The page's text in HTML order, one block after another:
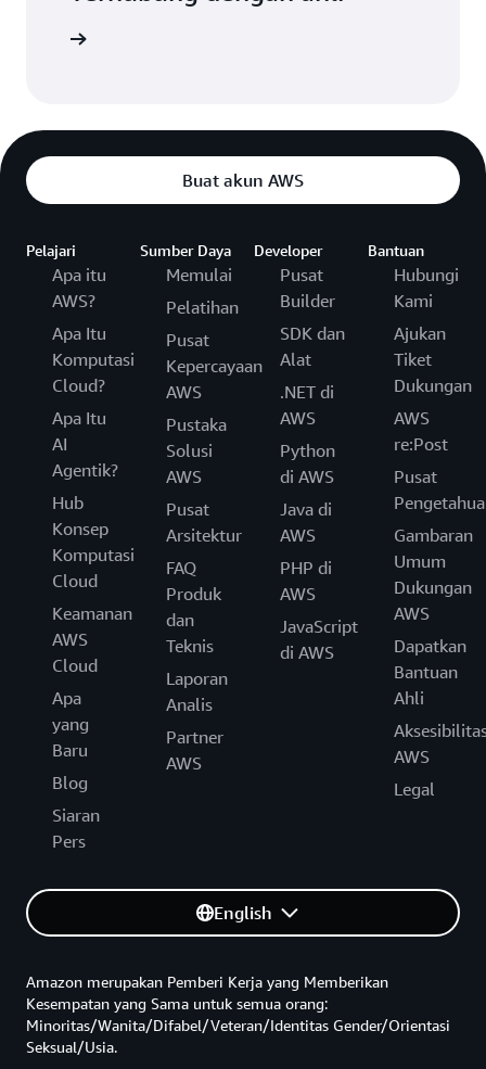
Buat akun AWS
Pelajari
Apa itu
AWS?
Apa Itu
Komputasi
Cloud?
Apa Itu
AI
Agentik?
Hub
Konsep
Komputasi
Cloud
Keamanan
AWS
Cloud
Apa
yang
Baru
Blog
Siaran
Pers
Sumber Daya
Memulai
Pelatihan
Pusat
Kepercayaan
AWS
Pustaka
Solusi
AWS
Pusat
Arsitektur
FAQ
Produk
dan
Teknis
Laporan
Analis
Partner
AWS
Developer
Pusat
Builder
SDK dan
Alat
.NET di
AWS
Python
di AWS
Java di
AWS
PHP di
AWS
JavaScript
di AWS
Bantuan
Hubungi
Kami
Ajukan
Tiket
Dukungan
AWS
re:Post
Pusat
Gambaran
Umum
Dukungan
AWS
Dapatkan
Bantuan
Ahli
AWS
Legal
English
Amazon merupakan Pemberi Kerja yang Memberikan
Kesempatan yang Sama untuk semua orang:
Minoritas/Wanita/Difabel/Veteran/Identitas Gender/Orientasi
Seksual/Usia.